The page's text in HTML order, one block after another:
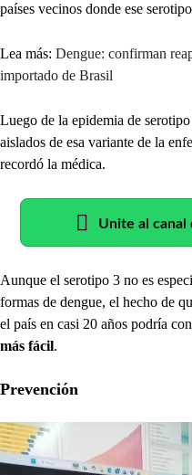
países vecinos donde ese
Lea más: Dengue: confirman
importado de Brasil
Luego de la epidemia de
aislados de esa variante de la
recordó la médica.
Unite al canal
Aunque el serotipo 3 no es
formas de dengue, el hecho de
el país en casi 20 años podría
más fácil.
Prevención